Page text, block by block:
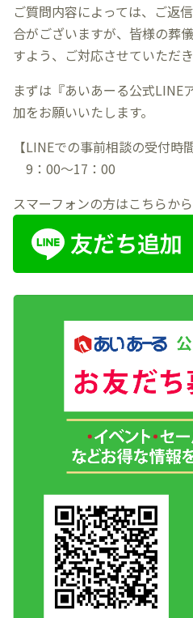
ご質問内容によっては、ご返
合がございますが、皆様の葬
すよう、ご対応させていただ
まずは『あいあーる公式LINE
加をお願いいたします。
【LINEでの事前相談の受付時間
9：00～17：00
スマーフォンの方はこちらか